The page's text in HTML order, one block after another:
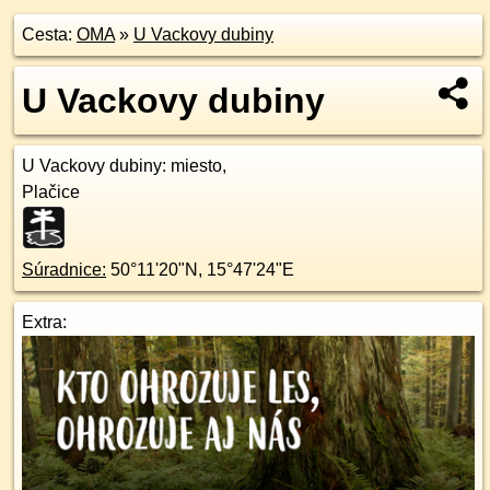
Cesta: OMA» U Vackovy dubiny
U Vackovy dubiny
U Vackovy dubiny: miesto,
Plačice
Súradnice: 50°11'20"N , 15°47'24"E
Extra: